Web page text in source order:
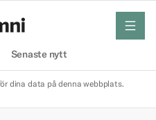
Senaste nytt
meny
dina data på denna webbplats.